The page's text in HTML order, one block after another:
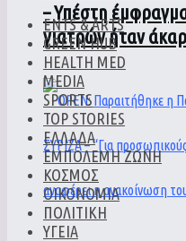
– Υπέστη
γιατρών ήταν
ENTS & ARTS
GREEN HUB
HEALTH MED
MEDIA
SPORTS
TOP STORIES
ΕΛΛΑΔΑ
ΕΜΠΟΛΕΜΗ ΖΩΝΗ
ΚΟΣΜΟΣ
ΟΙΚΟΝΟΜΙΑ
ΠΟΛΙΤΙΚΗ
ΥΓΕΙΑ